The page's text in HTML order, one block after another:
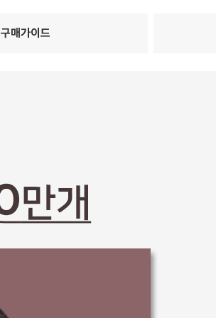
구매가이드